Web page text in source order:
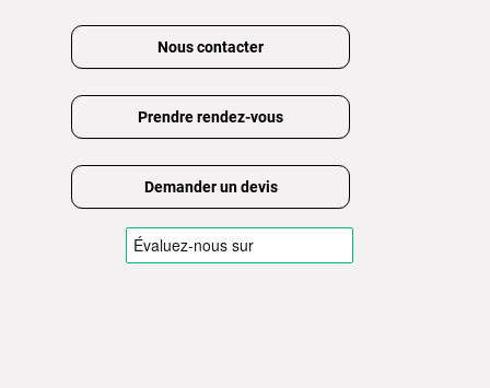
Nous contacter
Prendre rendez-vous
Demander un devis